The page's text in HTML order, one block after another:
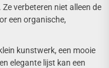
verbeteren niet alleen de
een organische,
kunstwerk, een mooie
elegante lijst kan een